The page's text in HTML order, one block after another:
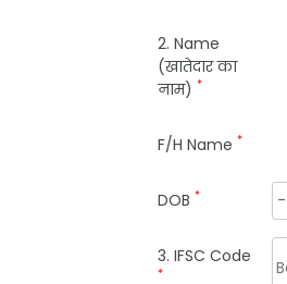
2. Name
(खातेदार का
नाम) *
F/H Name *
DOB *
3. IFSC Code
*